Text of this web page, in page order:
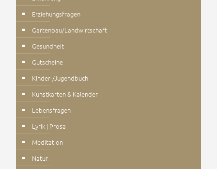
Erziehungsfragen
Gartenbau/Landwirtschaft
Gesundheit
Gutscheine
Kinder-/Jugendbuch
Kunstkarten & Kalender
Lebensfragen
Lyrik | Prosa
Meditation
Natur